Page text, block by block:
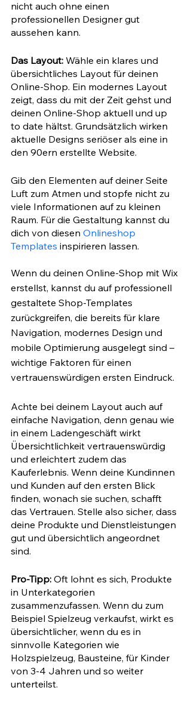
nicht auch ohne einen
professionellen Designer gut
aussehen kann.
Das Layout: Wähle ein klares und
übersichtliches Layout für deinen
Online-Shop. Ein modernes Layout
zeigt, dass du mit der Zeit gehst und
deinen Online-Shop aktuell und up
to date hältst. Grundsätzlich wirken
aktuelle Designs seriöser als eine in
den 90ern erstellte Website.
Gib den Elementen auf deiner Seite
Luft zum Atmen und stopfe nicht zu
viele Informationen auf zu kleinen
Raum. Für die Gestaltung kannst du
dich von diesen Onlineshop
Templates inspirieren lassen.
Wenn du deinen Online-Shop mit Wix
erstellst, kannst du auf professionell
gestaltete Shop-Templates
zurückgreifen, die bereits für klare
Navigation, modernes Design und
mobile Optimierung ausgelegt sind –
wichtige Faktoren für einen
vertrauenswürdigen ersten Eindruck.
Achte bei deinem Layout auch auf
einfache Navigation, denn genau wie
in einem Ladengeschäft wirkt
Übersichtlichkeit vertrauenswürdig
und erleichtert zudem das
Kauferlebnis. Wenn deine Kundinnen
und Kunden auf den ersten Blick
finden, wonach sie suchen, schafft
das Vertrauen. Stelle also sicher, dass
deine Produkte und Dienstleistungen
gut und übersichtlich angeordnet
sind.
Pro-Tipp: Oft lohnt es sich, Produkte
in Unterkategorien
zusammenzufassen. Wenn du zum
Beispiel Spielzeug verkaufst, wirkt es
übersichtlicher, wenn du es in
sinnvolle Kategorien wie
Holzspielzeug, Bausteine, für Kinder
von 3-4 Jahren und so weiter
unterteilst.